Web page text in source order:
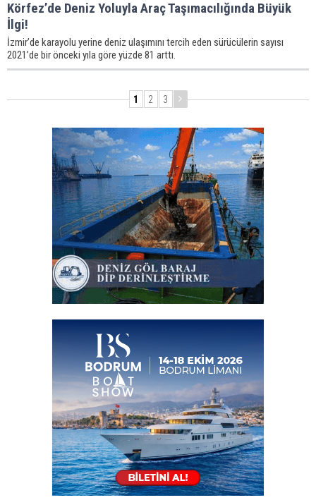
Körfez’de Deniz Yoluyla Araç Taşımacılığında Büyük
İlgi!
İzmir’de karayolu yerine deniz ulaşımını tercih eden sürücülerin sayısı
2021’de bir önceki yıla göre yüzde 81 arttı.
1 2 3